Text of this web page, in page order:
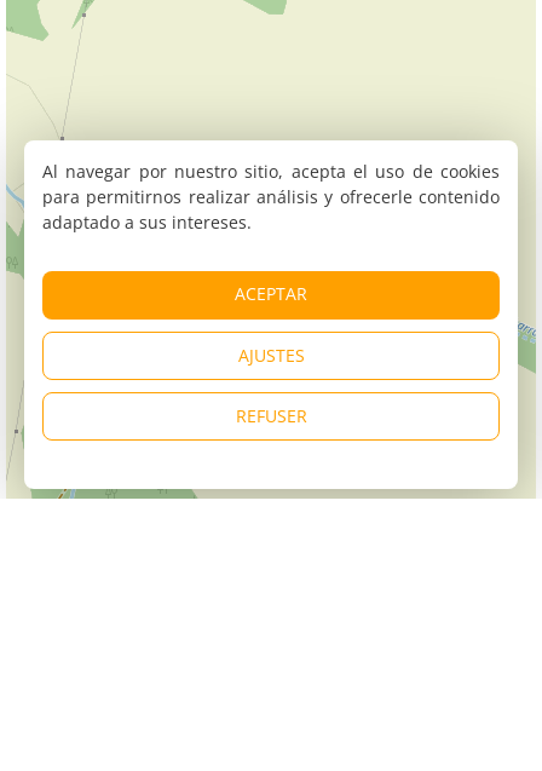
Al navegar por nuestro sitio, acepta el uso de cookies
para permitirnos realizar análisis y ofrecerle contenido
adaptado a sus intereses.
ACEPTAR
AJUSTES
REFUSER